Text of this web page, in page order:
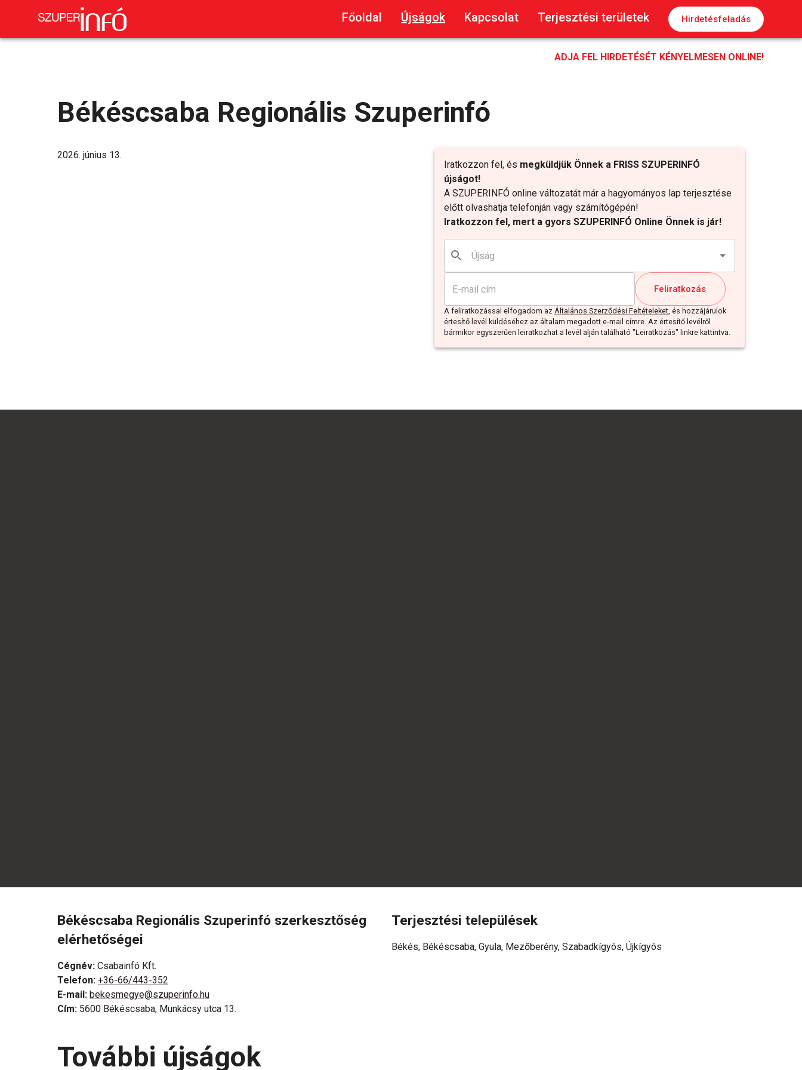
Főoldal Újságok Kapcsolat Terjesztési területek Hirdetésfeladás
ADJA FEL HIRDETÉSÉT KÉNYELMESEN ONLINE!
Békéscsaba Regionális Szuperinfó
Iratkozzon fel, és megküldjük Önnek a FRISS SZUPERINFÓ
újságot!
A SZUPERINFÓ online változatát már a hagyományos lap terjesztése
előtt olvashatja telefonján vagy számítógépén!
Iratkozzon fel, mert a gyors SZUPERINFÓ Online Önnek is jár!
Feliratkozás
A feliratkozással elfogadom az Általános Szerződési Feltételeket, és hozzájárulok
értesítő levél küldéséhez az általam megadott e-mail címre. Az értesítő levélről
bármikor egyszerűen leiratkozhat a levél alján található "Leiratkozás" linkre kattintva.
2026. június 13.
Békéscsaba Regionális Szuperinfó szerkesztőség
elérhetőségei
Cégnév: Csabainfó Kft.
Telefon: +36-66/443-352
E-mail: bekesmegye@szuperinfo.hu
Cím: 5600 Békéscsaba, Munkácsy utca 13.
Terjesztési települések
Békés, Békéscsaba, Gyula, Mezőberény, Szabadkígyós, Újkígyós
További újságok